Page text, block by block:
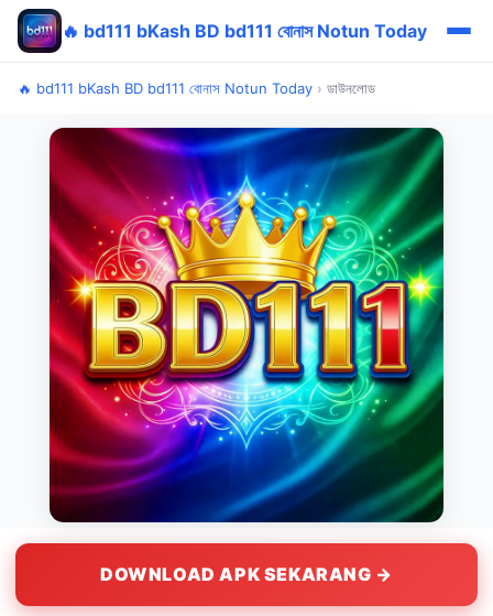
🔥 bd111 bKash BD bd111 বোনাস Notun Today
🔥 bd111 bKash BD bd111 বোনাস Notun Today › ডাউনলোড
DOWNLOAD APK SEKARANG →